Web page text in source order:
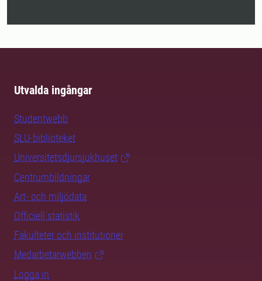
Utvalda ingångar
Studentwebb
SLU-biblioteket
Universitetsdjursjukhuset
Centrumbildningar
Art- och miljödata
Officiell statistik
Fakulteter och institutioner
Medarbetarwebben
Logga in